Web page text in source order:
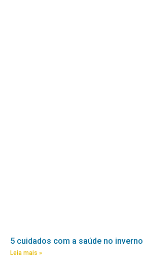
5 cuidados com a saúde no inverno
Leia mais »